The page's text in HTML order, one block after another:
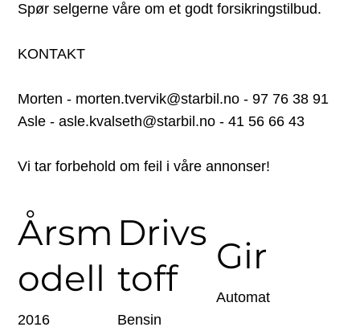
Spør selgerne våre om et godt forsikringstilbud.
KONTAKT
Morten - morten.tvervik@starbil.no - 97 76 38 91
Asle - asle.kvalseth@starbil.no - 41 56 66 43
Vi tar forbehold om feil i våre annonser!
Årsm
odell
2016
Drivs
toff
Bensin
Gir
Automat